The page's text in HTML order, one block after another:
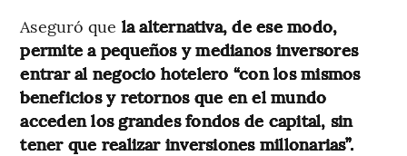
Aseguró que la alternativa, de ese modo,
permite a pequeños y medianos inversores
entrar al negocio hotelero “con los mismos
beneficios y retornos que en el mundo
acceden los grandes fondos de capital, sin
tener que realizar inversiones millonarias”.